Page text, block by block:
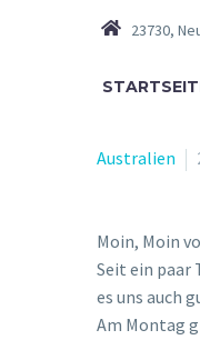
23730,
Australien
Moin, Moin
Seit ein paar
es uns auch
Am Montag